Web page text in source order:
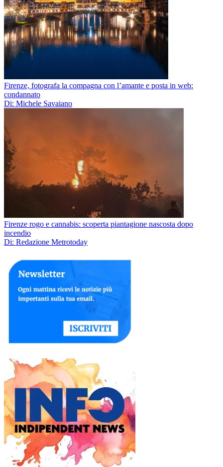
Firenze, fotografa la compagna con l’amante e posta in web:
condannato
Di: Michele Savaiano
Firenze rogo e cannabis: scoperta piantagione nascosta dopo
incendio
Di: Redazione Metrotoday